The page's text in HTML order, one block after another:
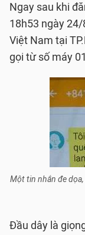
Ngay sau khi
18h53 ngày
Việt Nam tại
gọi từ số máy
Một tin nhắn đe
Đầu dây là